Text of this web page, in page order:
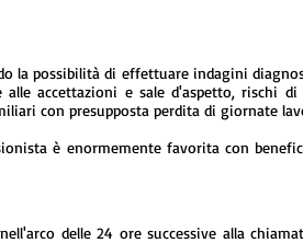
la possibilità di effettuare indagini
accettazioni e sale d'aspetto, rischi di
con presupposta perdita di giornate
è enormemente favorita con
delle 24 ore successive alla